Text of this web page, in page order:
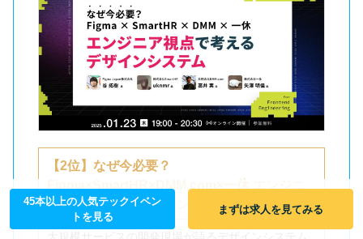
45本以上の人気テックイベン
トを見る
まずは求人を見てみる
【2位】なぜ今必要？
Figma×SmartHR×DMM.com×一休 エンジニ
ア視点で考えるデザインシステ